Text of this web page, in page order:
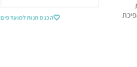
הכנס חנות למועדפים